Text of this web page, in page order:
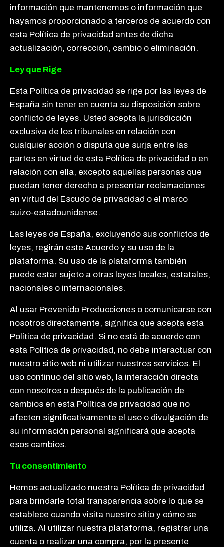
información que mantenemos o información que
hayamos proporcionado a terceros de acuerdo con
esta Política de privacidad antes de dicha
actualización, corrección, cambio o eliminación.
Ley que Rige
Esta Política de privacidad se rige por las leyes de
España sin tener en cuenta su disposición sobre
conflicto de leyes. Usted acepta la jurisdicción
exclusiva de los tribunales en relación con
cualquier acción o disputa que surja entre las
partes en virtud de esta Política de privacidad o en
relación con ella, excepto aquellas personas que
puedan tener derecho a presentar reclamaciones
en virtud del Escudo de privacidad o el marco
suizo-estadounidense.
Las leyes de España, excluyendo sus conflictos de
leyes, regirán este Acuerdo y su uso de la
plataforma. Su uso de la plataforma también
puede estar sujeto a otras leyes locales, estatales,
nacionales o internacionales.
Al usar Prevenido Producciones o comunicarse con
nosotros directamente, significa que acepta esta
Política de privacidad. Si no está de acuerdo con
esta Política de privacidad, no debe interactuar con
nuestro sitio web ni utilizar nuestros servicios. El
uso continuo del sitio web, la interacción directa
con nosotros o después de la publicación de
cambios en esta Política de privacidad que no
afecten significativamente el uso o divulgación de
su información personal significará que acepta
esos cambios.
Tu consentimiento
Hemos actualizado nuestra Política de privacidad
para brindarle total transparencia sobre lo que se
establece cuando visita nuestro sitio y cómo se
utiliza. Al utilizar nuestra plataforma, registrar una
cuenta o realizar una compra, por la presente